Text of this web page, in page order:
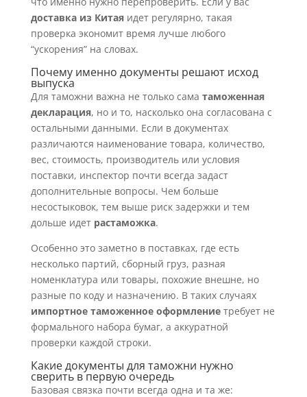
доставка из Китаяидет регулярно, такая
проверка экономит время лучше любого
“ускорения” на словах.
Почему именно документы решают исход
выпуска
Для таможни важна не только сама таможенная
декларация, но и то, насколько она согласована с
остальными данными. Если в документах
различаются наименование товара, количество,
вес, стоимость, производитель или условия
поставки, инспектор почти всегда задаст
дополнительные вопросы. Чем больше
несостыковок, тем выше риск задержки и тем
дольше идет растаможка.
Особенно это заметно в поставках, где есть
несколько партий, сборный груз, разная
номенклатура или товары, похожие внешне, но
разные по коду и назначению. В таких случаях
импортное таможенное оформлениетребует не
формального набора бумаг, а аккуратной
проверки каждой строки.
Какие документы для таможни нужно
сверить в первую очередь
Базовая связка почти всегда одна и та же: